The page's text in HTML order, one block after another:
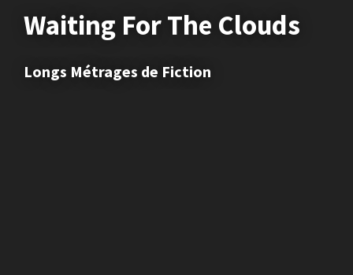
Waiting For The Clouds
Longs Métrages de Fiction